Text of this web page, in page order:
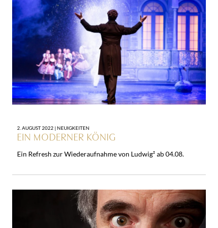
2. AUGUST 2022 | NEUIGKEITEN
EIN MODERNER KÖNIG
Ein Refresh zur Wiederaufnahme von Ludwig² ab 04.08.